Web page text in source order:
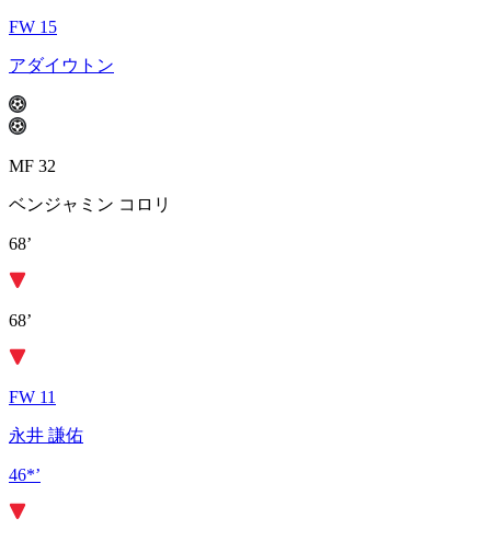
FW 15
アダイウトン
MF 32
ベンジャミン コロリ
68’
68’
FW 11
永井 謙佑
46*’